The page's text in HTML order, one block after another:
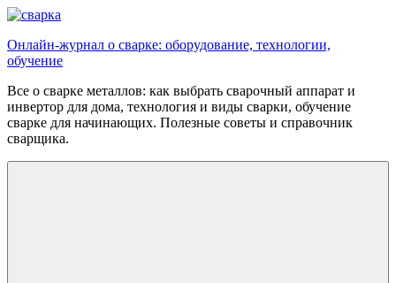
Перейти
содержимому
Онлайн-журнал о сварке: оборудование, технологии,
обучение
Все о сварке металлов: как выбрать сварочный аппарат и
инвертор для дома, технология и виды сварки, обучение
сварке для начинающих. Полезные советы и справочник
сварщика.